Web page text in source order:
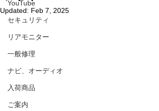
YouTube
セキュリティ
リアモニター
一般修理
ナビ、オーディオ
入荷商品
ご案内
Updated: Feb 7, 2025